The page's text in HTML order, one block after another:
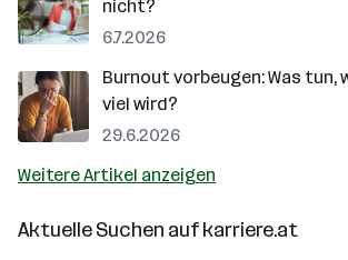
nicht?
6.7.2026
Burnout vorbeugen: Was tun,
viel wird?
29.6.2026
Weitere Artikel anzeigen
Aktuelle Suchen aufkarriere.at